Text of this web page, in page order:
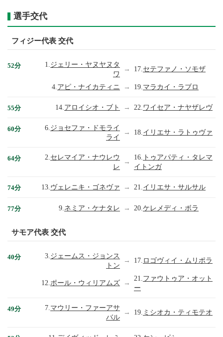
選手交代
フィジー代表 交代
52分 1. ジェリー・ヤヌヤヌタ
ワ
→ 17.セテファノ・ソモザ
4. アピ・ナイカティニ → 19. マラカイ・ラブロ
55分 14. アロイシオ・ブト → 22. ワイセア・ナヤザレヴ
60分 6. ジョセファ・ドモライ
ライ
→ 18.イリエサ・ラトゥヴァ
64分 2. セレマイア・ナウレウ
レ
→
16. トゥアパティ・タレマ
イトンガ
74分 13. ヴェレニキ・ゴネヴァ → 21. イリエサ・サルサル
77分 9. ネミア・ケナタレ → 20. ケレメディ・ボラ
サモア代表 交代
40分 3. ジェームス・ジョンス
トン
→ 17. ロゴヴィイ・ムリポラ
12.ポール・ウィリアムズ →
21. ファウトゥア・オット
ー
49分 7. マウリー・ファーアサ
バル
→ 19. ミシオカ・ティモテオ